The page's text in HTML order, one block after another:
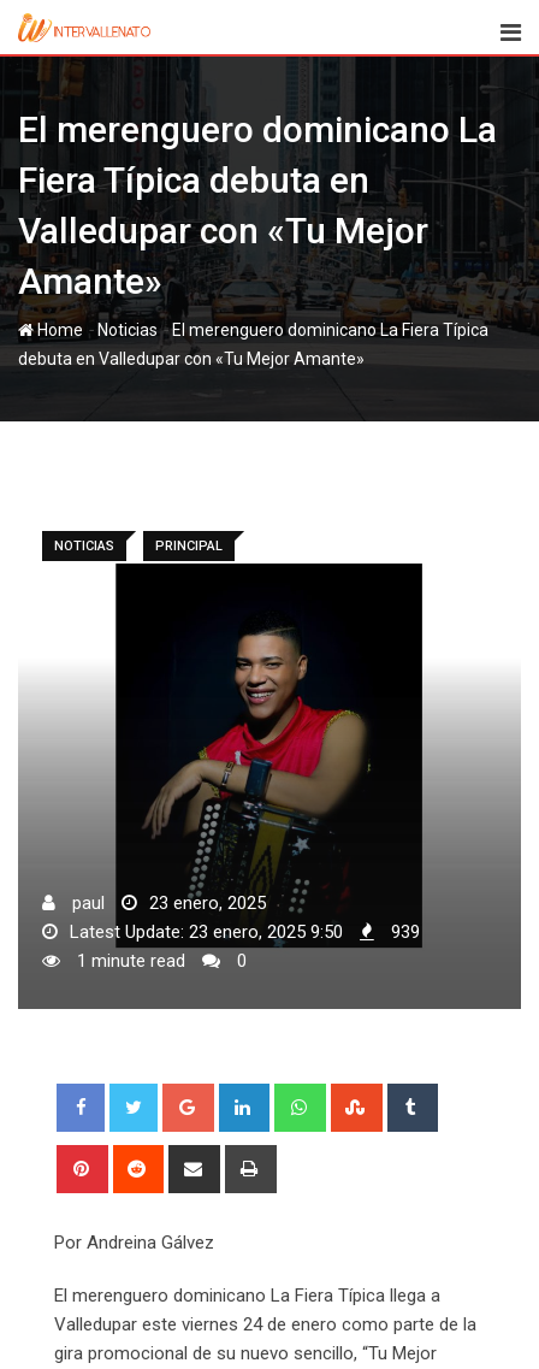
Skip
content
El merenguero dominicano La
Fiera Típica debuta en
Valledupar con «Tu Mejor
Amante»
Home - Noticias-El merenguero dominicano La Fiera Típica
debuta en Valledupar con «Tu Mejor Amante»
NOTICIAS PRINCIPAL
paul
23 enero, 2025
Latest Update: 23 enero, 2025 9:50
939
1 minute read
0
Google+ LinkedIn WhatsappStumbleUpon
Pinterest Reddit
Share
Por Andreina Gálvez
El merenguero dominicano La Fiera Típica llega a
Valledupar este viernes 24 de enero como parte de la
gira promocional de su nuevo sencillo, “Tu Mejor